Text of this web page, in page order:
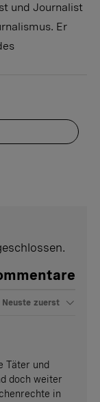
und Journalist
Er
Neuste zuerst
Täter und
doch weiter
in